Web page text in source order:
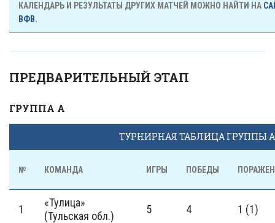
КАЛЕНДАРЬ И РЕЗУЛЬТАТЫ ДРУГИХ МАТЧЕЙ МОЖНО НАЙТИ НА
ВФВ.
ПРЕДВАРИТЕЛЬНЫЙ ЭТАП
ГРУППА А
ТУРНИРНАЯ ТАБЛИЦА ГРУППЫ А
№ КОМАНДА ИГРЫ ПОБЕДЫ
1
«Тулица»
(Тульская обл.)
5 4 1 (1)